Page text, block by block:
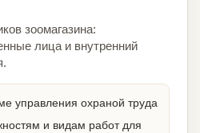
зоомагазина:
лица и внутренний
управления охраной труда
и видам работ для